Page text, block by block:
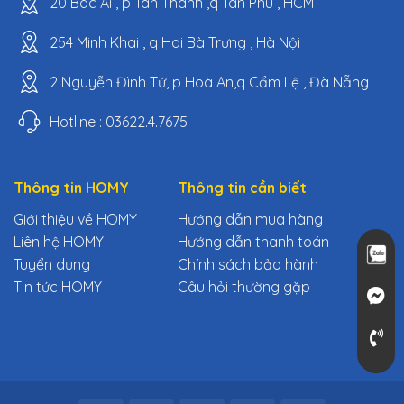
254 Minh Khai , q Hai Bà Trưng , Hà Nội
2 Nguyễn Đình Tứ, p Hoà An,q Cẩm Lệ , Đà Nẵng
Hotline : 03622.4.7675
Thông tin HOMY
Giới thiệu về HOMY
Liên hệ HOMY
Tuyển dụng
Tin tức HOMY
Thông tin cần biết
Hướng dẫn mua hàng
Hướng dẫn thanh toán
Chính sách bảo hành
Câu hỏi thường gặp